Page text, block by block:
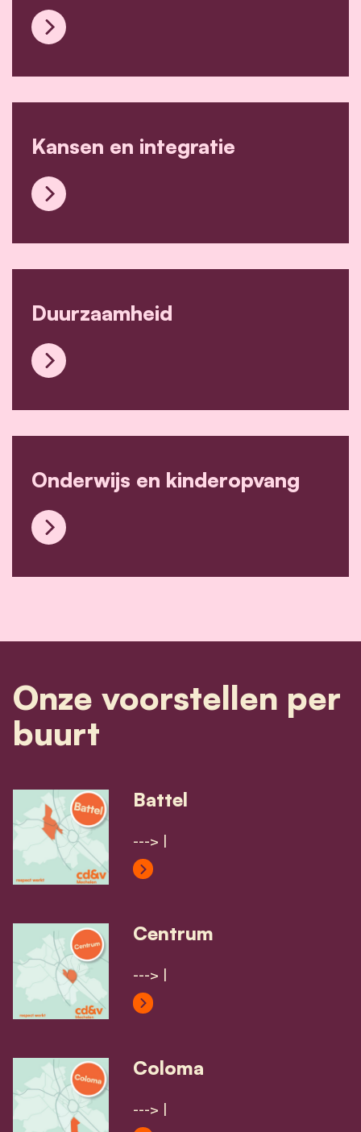
Veiligheid en preventie
Kansen en integratie
Kansen en integratie
Duurzaamheid
Duurzaamheid
Onderwijs en kinderopvang
Onderwijs en kinderopvang
Onze voorstellen per
buurt
Battel
---> |
View Battel's profile
Centrum
---> |
View Centrum's profile
Coloma
---> |